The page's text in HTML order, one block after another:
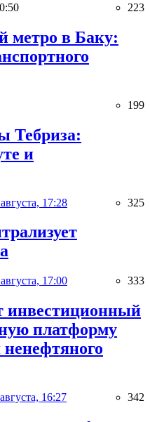
223
метро в Баку:
199
Тебриза:
и
17:28 325
17:00 333
инвестиционный
платформу
16:27 342